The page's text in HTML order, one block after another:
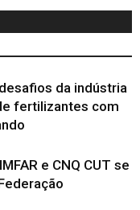
da indústria
fertilizantes com
e CNQ CUT se